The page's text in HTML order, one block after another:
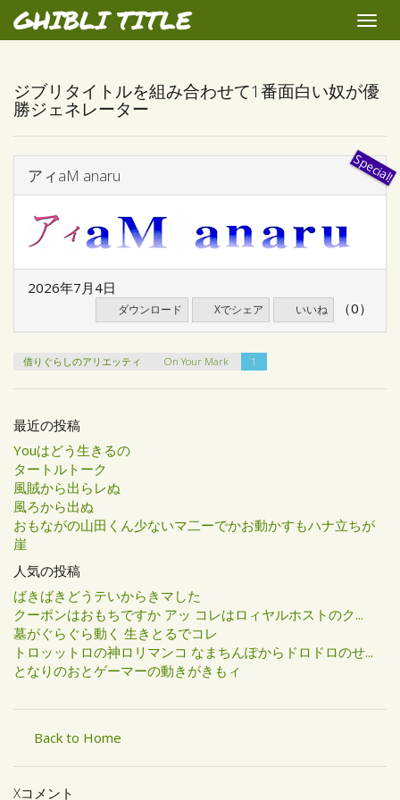
GHIBLI TITLE
Toggle
ジブリタイトルを組み合わせて1番面白い奴が優
勝ジェネレーター
アィaM anaru
2026年7月4日
ダウンロード Xでシェア いいね （0）
借りぐらしのアリエッティ On Your Mark 1
最近の投稿
Youはどう生きるの
タートルトーク
風賊から出らレぬ
風ろから出ぬ
おもながの山田くん少ないマ二ーでかお動かすもハナ立ちが
崖
人気の投稿
ばきばきどうテいからきマした
クーポンはおもちですか アッ コレはロィヤルホストのク...
墓がぐらぐら動く 生きとるでコレ
トロッットロの神ロリマンコ なまちんぽからドロドロのせ...
となりのおとゲーマーの動きがきもィ
Back to Home
Xコメント